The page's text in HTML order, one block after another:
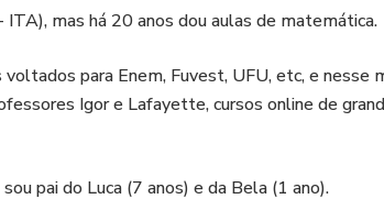
mas há 20 anos dou aulas de matemática.
para Enem, Fuvest, UFU, etc, e nesse
Igor e Lafayette, cursos online de
pai do Luca (7 anos) e da Bela (1 ano).